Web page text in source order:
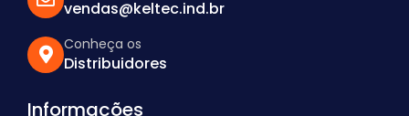
vendas@keltec.ind.br
Conheça os
Distribuidores
Informações